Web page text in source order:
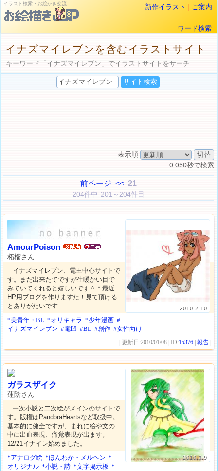
イラスト検索・お絵かき交流 新作イラスト | ご案内
ワード検索
イナズマイレブンを含むイラストサイト
キーワード「イナズマイレブン」でイラストサイトをサーチ
表示順
0.050秒で検索
前ページ << 21
204件中 201～204件目
2010.2.10
AmourPoison
柘榴さん
イナズマイレブン、電王中心サイトで
す。まだ出来たてですが生暖かい目で
みていてくれると嬉しいです＾＾最近
HP用ブログを作りますた！見て頂ける
とありがたいです
*美青年・BL *オリキャラ *少年漫画 #
イナズマイレブン #電凹 #BL #創作 #女性向け
| 更新日:2010/01/08 | ID:15376 |報告
2010.3.9
ガラスザイク
蓮陰さん
一次小説と二次絵がメインのサイトで
す。版権はPandoraHeartsなど取扱中。
基本的に健全ですが、まれに絵や文の
中に出血表現、痛覚表現が出ます。
12/21イナイレ始めました。
*アナログ絵 *ほんわか・メルヘン *
オリジナル *小説・詩 *文字掲示板 *